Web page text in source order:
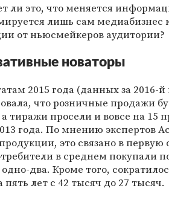
ли это, что меняется
лишь сам медиабизнес
от ньюсмейкеров аудитории?
новаторы
2015 года (данных за 2016-й
что розничные продажи
тиражи просели и вовсе на 15
года. По мнению экспертов
это связано в первую
в среднем покупали
два. Кроме того,
пять лет с 42 тысяч до 27 тысяч.